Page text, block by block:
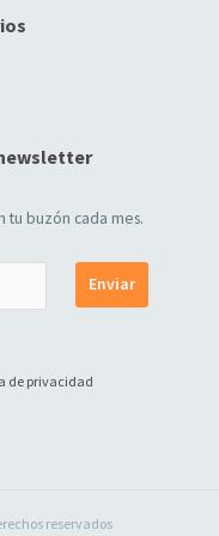
tu buzón cada mes.
de privacidad
reservados